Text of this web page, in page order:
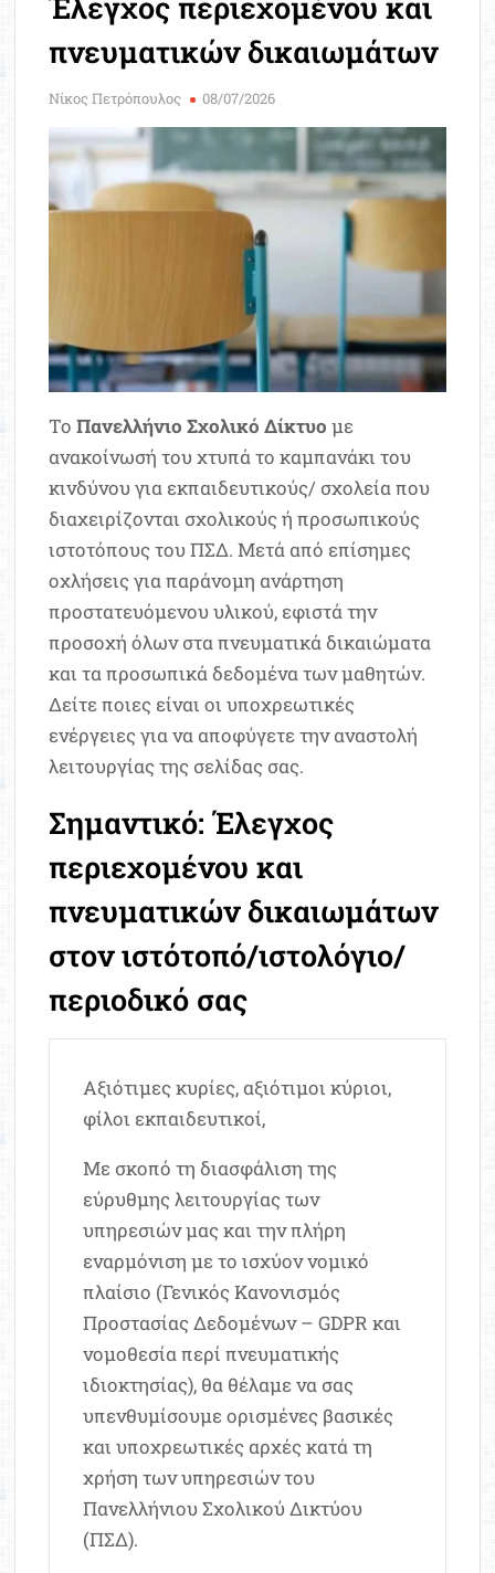
πνευματικών δικαιωμάτων
Νίκος Πετρόπουλος 08/07/2026
ΤοΠανελλήνιο Σχολικό Δίκτυο με
ανακοίνωσή του χτυπά το καμπανάκι του
κινδύνου για εκπαιδευτικούς/ σχολεία που
διαχειρίζονται σχολικούς ή προσωπικούς
ιστοτόπους του ΠΣΔ. Μετά από επίσημες
οχλήσεις για παράνομη ανάρτηση
προστατευόμενου υλικού, εφιστά την
προσοχή όλων στα πνευματικά δικαιώματα
και τα προσωπικά δεδομένα των μαθητών.
Δείτε ποιες είναι οι υποχρεωτικές
ενέργειες για να αποφύγετε την αναστολή
λειτουργίας της σελίδας σας.
Σημαντικό: Έλεγχος
περιεχομένου και
πνευματικών δικαιωμάτων
στον ιστότοπό/ιστολόγιο/
περιοδικό σας
Αξιότιμες κυρίες, αξιότιμοι κύριοι,
φίλοι εκπαιδευτικοί,
Με σκοπό τη διασφάλιση της
εύρυθμης λειτουργίας των
υπηρεσιών μας και την πλήρη
εναρμόνιση με το ισχύον νομικό
πλαίσιο (Γενικός Κανονισμός
Προστασίας Δεδομένων – GDPR και
νομοθεσία περί πνευματικής
ιδιοκτησίας), θα θέλαμε να σας
υπενθυμίσουμε ορισμένες βασικές
και υποχρεωτικές αρχές κατά τη
χρήση των υπηρεσιών του
Πανελλήνιου Σχολικού Δικτύου
(ΠΣΔ).